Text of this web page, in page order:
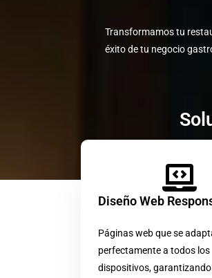
Transformamos tu
éxito de tu negocio
Diseño Web
Páginas web que se
perfectamente a todos los
dispositivos,